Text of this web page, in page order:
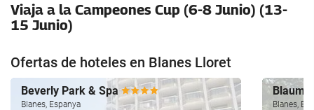
Viaja a la Campeones Cup (6-8 Junio) (13-
15 Junio)
Ofertas de hoteles en Blanes Lloret
Beverly Park & Spa
Blanes, Espanya Blanes,